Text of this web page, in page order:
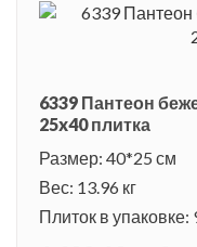
6339 Пантеон
25x40 плитка
Размер: 40*25 см
Вес: 13.96 кг
Плиток в упаковке: